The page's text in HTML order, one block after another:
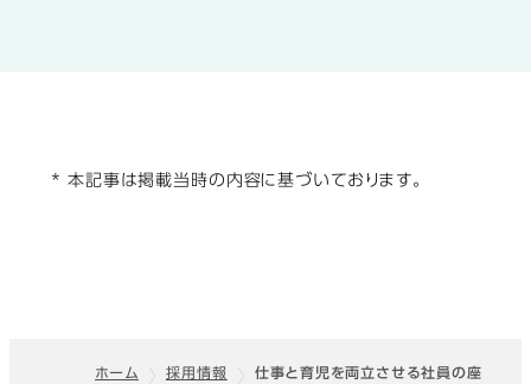
* 本記事は掲載当時の内容に基づいております。
ホーム 採用情報
仕事と育児を両立させる社員の座